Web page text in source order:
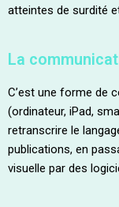
atteintes de surdité
La
C’est une forme de
(ordinateur, iPad,
retranscrire le
publications, en
visuelle par des